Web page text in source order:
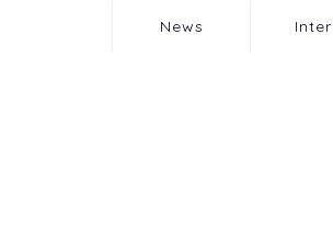
News